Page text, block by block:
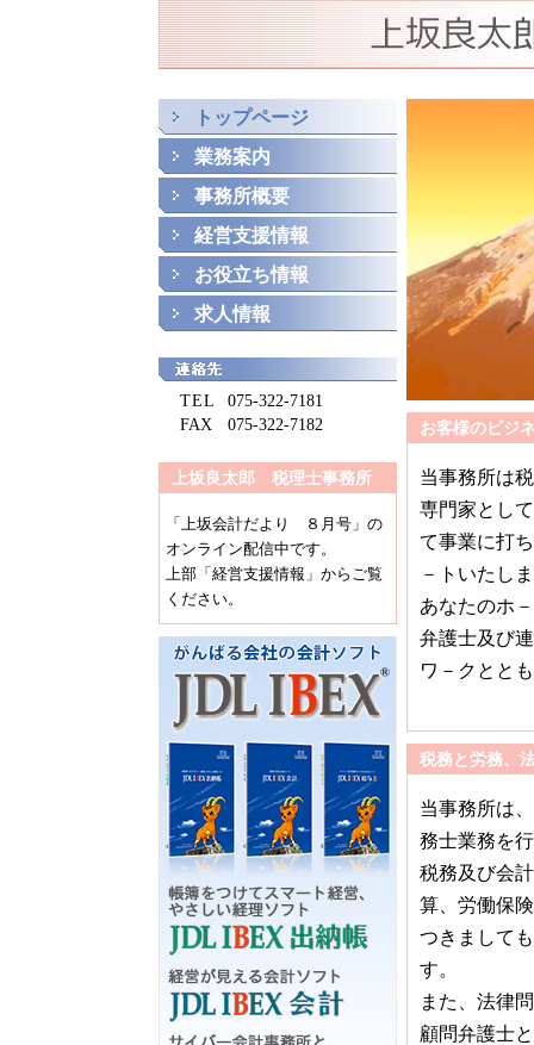
トップページ
業務案内
事務所概要
経営支援情報
お役立ち情報
求人情報
TEL
075-322-7181
FAX
075-322-7182 お客様のビジ
当事務所は
専門家とし
て事業に打
－トいたし
あなたのホ
弁護士及び
ワ－クとと
税務と労務、
当事務所は
務士業務を
税務及び会
算、労働保
つきまして
す。
また、法律
顧問弁護士
上坂良太郎　税理士事務所
「上坂会計だより ８月号」の
オンライン配信中です。
上部「経営支援情報」からご覧
ください。